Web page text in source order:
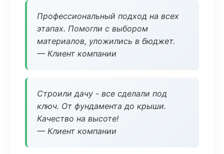
Профессиональный подход на всех
этапах. Помогли с выбором
материалов, уложились в бюджет.
— Клиент компании
Строили дачу - все сделали под
ключ. От фундамента до крыши.
Качество на высоте!
— Клиент компании